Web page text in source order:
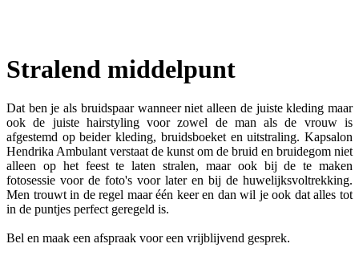
Stralend middelpunt
Dat ben je als bruidspaar wanneer niet alleen de juiste kleding maar
ook de juiste hairstyling voor zowel de man als de vrouw is
afgestemd op beider kleding, bruidsboeket en uitstraling. Kapsalon
Hendrika Ambulant verstaat de kunst om de bruid en bruidegom niet
alleen op het feest te laten stralen, maar ook bij de te maken
fotosessie voor de foto's voor later en bij de huwelijksvoltrekking.
Men trouwt in de regel maar één keer en dan wil je ook dat alles tot
in de puntjes perfect geregeld is.
Bel en maak een afspraak voor een vrijblijvend gesprek.